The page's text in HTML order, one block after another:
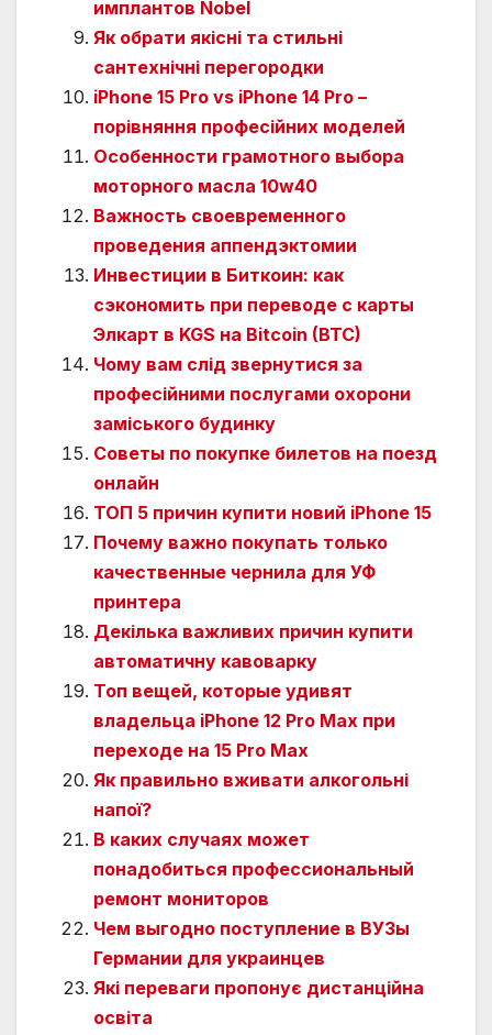
имплантов Nobel
Як обрати якісні та стильні
сантехнічні перегородки
iPhone 15 Pro vs iPhone 14 Pro –
порівняння професійних моделей
Особенности грамотного выбора
моторного масла 10w40
Важность своевременного
проведения аппендэктомии
Инвестиции в Биткоин: как
сэкономить при переводе с карты
Элкарт в KGS на Bitcoin (BTC)
Чому вам слід звернутися за
професійними послугами охорони
заміського будинку
Советы по покупке билетов на поезд
онлайн
ТОП 5 причин купити новий iPhone 15
Почему важно покупать только
качественные чернила для УФ
принтера
Декілька важливих причин купити
автоматичну кавоварку
Топ вещей, которые удивят
владельца iPhone 12 Pro Max при
переходе на 15 Pro Max
Як правильно вживати алкогольні
напої?
В каких случаях может
понадобиться профессиональный
ремонт мониторов
Чем выгодно поступление в ВУЗы
Германии для украинцев
Які переваги пропонує дистанційна
освіта